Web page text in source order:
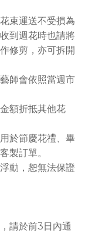
束運送不受損為
到週花時也請將
修剪，亦可拆開
師會依照當週市
額折抵其他花
於節慶花禮、畢
製訂單。
動，恕無法保證
請於前3日內通